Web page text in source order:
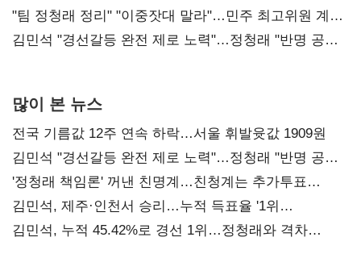
"팀 정청래 정리" "이중잣대 말라"…민주 최고위원 계파
다툼 격화
김민석 "경선갈등 완전 제로 노력"…정청래 "반명 공세
많이 본 뉴스
전국 기름값 12주 연속 하락…서울 휘발윳값 1909원
김민석 "경선갈등 완전 제로 노력"…정청래 "반명 공세
사과부터"
'정청래 책임론' 꺼낸 친명계…친청계는 추가투표
때리기
김민석, 제주·인천서 승리…누적 득표율 '1위
탈환'(종합)
김민석, 누적 45.42%로 경선 1위…정청래와 격차